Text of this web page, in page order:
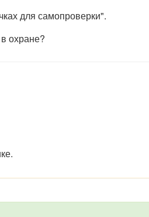
для самопроверки".
охране?